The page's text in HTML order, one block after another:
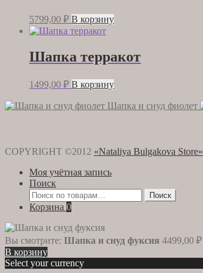
5799,00 ₽ В корзину
Шапка терракот
1499,00 ₽ В корзину
Шапка и снуд фиолет
COPYRIGHT ©2012 «Nataliya Bulgakova Store»
Моя учётная запись
Поиск
Искать:
Поиск
Корзина 0
Вы смотрите: Шапка и снуд фуксия 4499,00 ₽
В корзину
Select your currency